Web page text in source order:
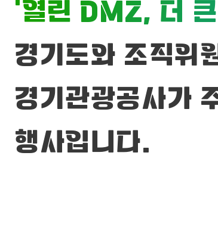
‘열린 DMZ, 더 큰
경기도와 조직위
경기관광공사가
행사입니다.